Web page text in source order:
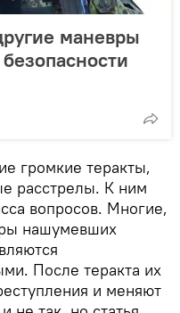
маневры
громкие теракты,
расстрелы. К ним
вопросов. Многие,
нашумевших
После теракта их
и меняют